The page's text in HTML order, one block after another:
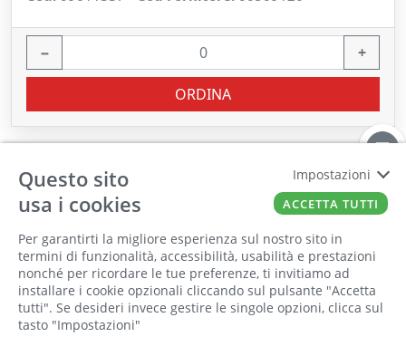
Il punto vendita, gli uffici e il magazzino
saranno chiusi per ferie dall'8 al 25 Agosto
2026 compresi.
− +
ORDINA
Questo sito
usa i cookies
Per garantirti la migliore esperienza sul nostro sito in
termini di funzionalità, accessibilità, usabilità e prestazioni
nonché per ricordare le tue preferenze, ti invitiamo ad
installare i cookie opzionali cliccando sul pulsante "Accetta
tutti". Se desideri invece gestire le singole opzioni, clicca sul
tasto "Impostazioni"
Impostazioni
ACCETTA TUTTI